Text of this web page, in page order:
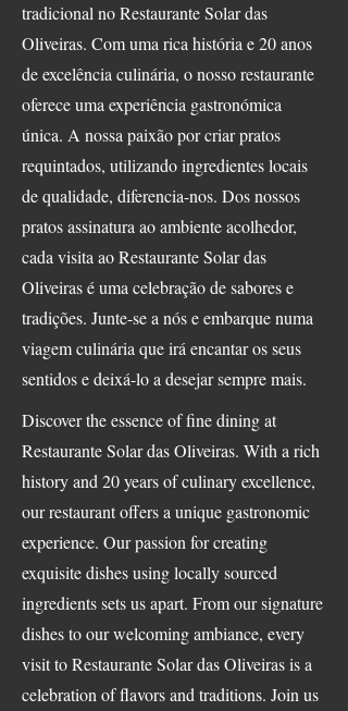
tradicional no Restaurante Solar das
Oliveiras. Com uma rica história e 20 anos
de excelência culinária, o nosso restaurante
oferece uma experiência gastronómica
única. A nossa paixão por criar pratos
requintados, utilizando ingredientes locais
de qualidade, diferencia-nos. Dos nossos
pratos assinatura ao ambiente acolhedor,
cada visita ao Restaurante Solar das
Oliveiras é uma celebração de sabores e
tradições. Junte-se a nós e embarque numa
viagem culinária que irá encantar os seus
sentidos e deixá-lo a desejar sempre mais.
Discover the essence of fine dining at
Restaurante Solar das Oliveiras. With a rich
history and 20 years of culinary excellence,
our restaurant offers a unique gastronomic
experience. Our passion for creating
exquisite dishes using locally sourced
ingredients sets us apart. From our signature
dishes to our welcoming ambiance, every
visit to Restaurante Solar das Oliveiras is a
celebration of flavors and traditions. Join us